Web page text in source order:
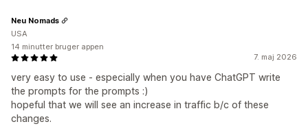
7. maj 2026
very easy to use - especially when you have ChatGPT write
the prompts for the prompts :)
hopeful that we will see an increase in traffic b/c of these
changes.
Neu Nomads
USA
14 minutter bruger appen